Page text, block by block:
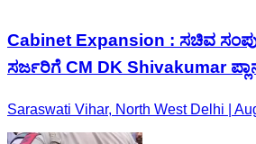
Cabinet Expansion : ಸಚಿವ
ಸರ್ಜರಿಗೆ CM DK Shivakumar​
Saraswati Vihar, North West Delhi |